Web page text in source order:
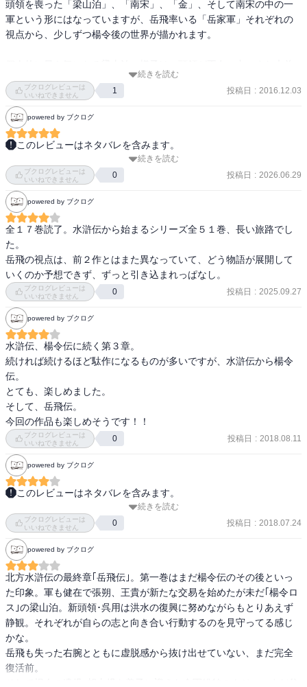
頭領を喪った「梁山泊」、「南宋」、「金」、そして南宋の中の一
軍という形にはなっていますが、岳飛率いる「岳家軍」それぞれの
視点から、少しずつ楊令後の世界が描かれます。
有の大洪水による被害も癒え切っていない中、よく堪えているもの
の、当然ながら様々な問題が出てきています。主要な人物たちも
「どうすべきか、何をすべきか」と悩みながら、何とか日々自分に
できることをしています。
いまだ力はあるものの、先行きの不安をひしひしと感じさせ、読者
である僕としても、お馴染みのキャラクターたちとの再会を手放し
に喜べない雰囲気です。
そんな中、本巻の最終章で王貴があるチャレンジの末に出会った新
たな登場人物とのエピソードは、お気に入りの一つです。本シリー
ズ読者には垂涎ものの「李逵の香料」も出てくるんですよ。
気づけば、タイトルロールの岳飛のことを何も話していませんが、
彼が養生所で延圭という兵士と対話するエピソードも好きです。
楊令に徹底的に負け、打ちのめされたまま、その楊令を喪くした彼
にとって、もしかするとこの対話が何かのきっかけになっていくの
かな。何れにせよ、まだ本巻ではそんなに目立っていません（笑）
そんな岳飛や梁山泊が、そして水滸伝から続く「替天行道」の志は
どうなっていくのか、これから16ヶ月かけて、しっかりと目に焼き
付けていきたいと思います。
続きを読む
ブクログレビューは
いいねできません
1 投稿日 : 2016.12.03
powered by ブクログ
このレビューはネタバレを含みます。
『水滸伝』『楊令伝』から続く長い物語の終着点として、本作は単
なる戦記ではなく、腐敗した宋を変えようと立ち上がった梁山泊が
遺した「替天行道」という志が、どのように受け継がれていくかを
描いた作品。西遼、日本、南方(東南アジア)との交易を含めた梁山泊
と宋（南宋）、金国との戦いにひとつの区切りがつき、晁蓋・宋
江・楊令が掲げた「替天行道」が、最終的には物流という形で結実
していく結末は、実に清々しい読後感だった。
特に印象に残ったのは、湖塞のころから梁山泊を支えてきた史進と
いう一人の武将。 史進率いる梁山泊・赤騎兵が金国総帥・兀朮を討
つ場面。 「退がった呼延凌は、目の端になにかを捉えた。赤い色、
赤い矢。いや、遠くだ、ずっと遠くだ。肌に、粟が立った。呻き声
が出ていた。周囲の者は、まだ気づいていない。」(16巻p362)とい
う一瞬の描写が、映写機のコマ送りのように刹那を描く北方謙三な
らではの文体を存分に味わえた。本シリーズを通して何度も感じて
きた「北方謙三節」が、最後まで健在だったことも嬉しかった。
初めは一つの志の元で集った梁山泊が数多の戦を経て、個人ごとに
少しずつ形の違う志に変わり、そして本作では人ではなく仕組みに
宿り未来へ受け継がれるさまを強く感じる作品だった。晁蓋、宋
江、楊令という英雄たちは去っていくが、「替天行道」は物流とい
う仕組みとなり、人や国が代わっても世界を動かし続ける。特定の
個人に依存するのではなく、誰が担っても価値を提供し続けられる
仕組みを目指す営みである。
『岳飛伝』は壮大な大水滸伝シリーズの終幕であると同時に、強く
胸に残る何かを与えてくれる本だった。そして、この先には『チン
ギス記』という新たな世界や、水滸伝より前の『楊家将』『血涙楊
家将』が待っている。まだまだ北方謙三の歴史世界は終わらない。
続きを読む
ブクログレビューは
いいねできません
0 投稿日 : 2026.06.29
powered by ブクログ
全１７巻読了。水滸伝から始まるシリーズ全５１巻、長い旅路でし
た。
岳飛の視点は、前２作とはまた異なっていて、どう物語が展開して
いくのか予想できず、ずっと引き込まれっぱなし。
ブクログレビューは
いいねできません
0 投稿日 : 2025.09.27
powered by ブクログ
水滸伝、楊令伝に続く第３章。
続ければ続けるほど駄作になるものが多いですが、水滸伝から楊令
伝。
とても、楽しめました。
そして、岳飛伝。
今回の作品も楽しめそうです！！
ブクログレビューは
いいねできません
0 投稿日 : 2018.08.11
powered by ブクログ
このレビューはネタバレを含みます。
百年に一度の大洪水で水に没した梁山泊。
突然の楊令の死に呆然としつつも、機能を回復しつつあるものの、
今後の方向性を出せる者は一人もいない。
楊令亡き後も今までどおりの仕事をしながら、新たな指導者を待つ
古い世代と、新たな道を模索する若い世代。
史進が「じじい」呼ばわりされるくらいなのだから、もう本当に世
代交代の時なんだと思うけど、最初から読んできた身としては少し
さびしい。
楊令の死は岳飛の勢いも一時止めた。
その間に着々と国の体制を整えていく南宋の秦檜（しんかい）と、
続きを読む
ブクログレビューは
いいねできません
0 投稿日 : 2018.07.24
powered by ブクログ
北方水滸伝の最終章｢岳飛伝｣。第一巻はまだ楊令伝のその後といっ
た印象。軍も健在で張朔、王貴が新たな交易を始めたが未だ｢楊令ロ
ス｣の梁山泊。新頭領･呉用は洪水の復興に努めながらもとりあえず
静観。それぞれが自らの志と向き合い行動するのを見守ってる感じ
かな。
岳飛も失った右腕とともに虚脱感から抜け出せていない、まだ完全
復活前。